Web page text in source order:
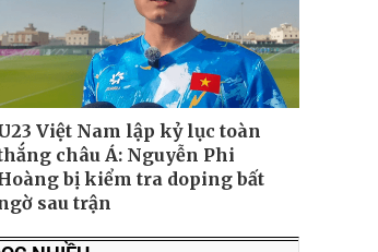
Việt Nam lập kỷ lục toàn
châu Á: Nguyễn Phi
bị kiểm tra doping bất
sau trận